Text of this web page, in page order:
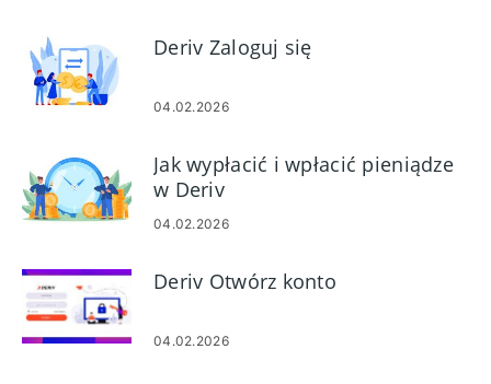
Deriv Zaloguj się
04.02.2026
Jak wypłacić i wpłacić pieniądze
w Deriv
04.02.2026
Deriv Otwórz konto
04.02.2026